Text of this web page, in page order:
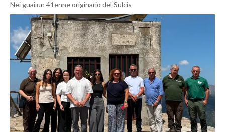
Nei guai un 41enne originario del Sulcis